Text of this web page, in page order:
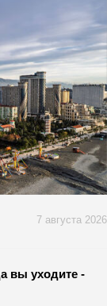
7 августа 2026
вы уходите -